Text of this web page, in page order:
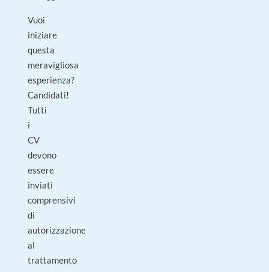
Vuoi
iniziare
questa
meravigliosa
esperienza?
Candidati!
Tutti
i
CV
devono
essere
inviati
comprensivi
di
autorizzazione
al
trattamento